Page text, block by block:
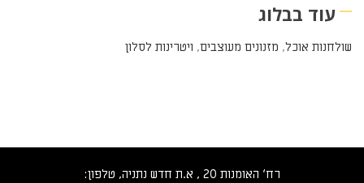
עוד בבלוג
שולחנות אוכל, מזנונים מעוצבים, ויטרינות לסלון
רח‘ האומנות 20 , א.ת חדש נתניה, טלפון: